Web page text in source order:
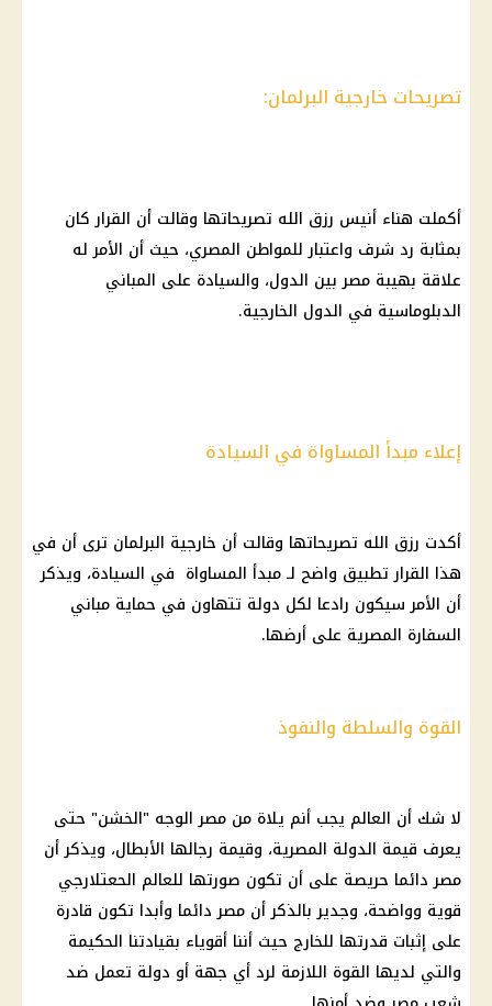
تصريحات خارجية البرلمان:
أكملت هناء أنيس رزق الله تصريحاتها وقالت أن القرار كان
بمثابة رد شرف واعتبار للمواطن المصري، حيث أن الأمر له
علاقة بهيبة مصر بين الدول، والسيادة على المباني
الدبلوماسية في الدول الخارجية.
إعلاء مبدأ المساواة في السيادة
أكدت رزق الله تصريحاتها وقالت أن خارجية البرلمان ترى أن في
هذا القرار تطبيق واضح لـ مبدأ المساواة في السيادة، ويذكر
أن الأمر سيكون رادعا لكل دولة تتهاون في حماية مباني
السفارة المصرية على أرضها.
القوة والسلطة والنفوذ
لا شك أن العالم يجب أنم يلاة من مصر الوجه "الخشن" حتى
يعرف قيمة الدولة المصرية، وقيمة رجالها الأبطال، ويذكر أن
مصر دائما حريصة على أن تكون صورتها للعالم الحعتلارجي
قوية وواضحة، وجدير بالذكر أن مصر دائما وأبدا تكون قادرة
على إثبات قدرتها للخارج حيث أننا أقوياء بقيادتنا الحكيمة
والتي لديها القوة اللازمة لرد أي جهة أو دولة تعمل ضد